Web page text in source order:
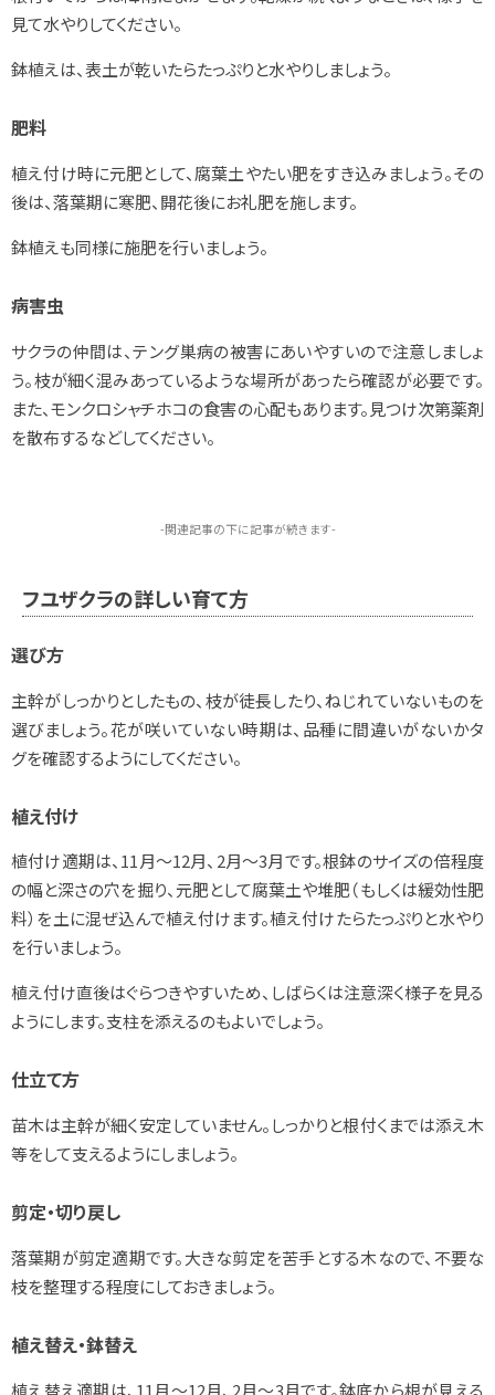
見て水やりしてください。
鉢植えは、表土が乾いたらたっぷりと水やりしましょう。
肥料
植え付け時に元肥として、腐葉土やたい肥をすき込みましょう。その
後は、落葉期に寒肥、開花後にお礼肥を施します。
鉢植えも同様に施肥を行いましょう。
病害虫
サクラの仲間は、テング巣病の被害にあいやすいので注意しましょ
う。枝が細く混みあっているような場所があったら確認が必要です。
また、モンクロシャチホコの食害の心配もあります。見つけ次第薬剤
を散布するなどしてください。
-関連記事の下に記事が続きます-
フユザクラの詳しい育て方
選び方
主幹がしっかりとしたもの、枝が徒長したり、ねじれていないものを
選びましょう。花が咲いていない時期は、品種に間違いがないかタ
グを確認するようにしてください。
植え付け
植付け適期は、11月～12月、2月～3月です。根鉢のサイズの倍程度
の幅と深さの穴を掘り、元肥として腐葉土や堆肥（もしくは緩効性肥
料）を土に混ぜ込んで植え付けます。植え付けたらたっぷりと水やり
を行いましょう。
植え付け直後はぐらつきやすいため、しばらくは注意深く様子を見る
ようにします。支柱を添えるのもよいでしょう。
仕立て方
苗木は主幹が細く安定していません。しっかりと根付くまでは添え木
等をして支えるようにしましょう。
剪定・切り戻し
落葉期が剪定適期です。大きな剪定を苦手とする木なので、不要な
枝を整理する程度にしておきましょう。
植え替え・鉢替え
植え替え適期は、11月～12月、2月～3月です。鉢底から根が見える